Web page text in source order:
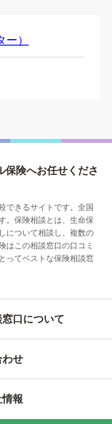
）
保険へお任せくださ
できるサイトです。全国
。保険相談とは、生命保
について相談し、複数の
はこの相談窓口の口コミ
ってベストな保険相談窓
口について
わせ
報